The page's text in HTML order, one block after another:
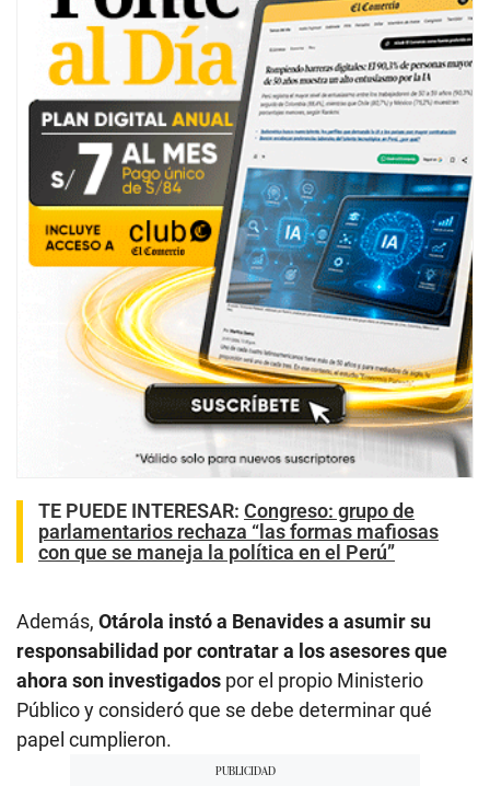
TE PUEDE INTERESAR: Congreso: grupo de
parlamentarios rechaza “las formas mafiosas
con que se maneja la política en el Perú”
Además, Otárola instó a Benavides a asumir su
responsabilidad por contratar a los asesores que
ahora son investigados por el propio Ministerio
Público y consideró que se debe determinar qué
papel cumplieron.